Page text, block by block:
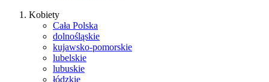
Kobiety
Cała Polska
dolnośląskie
kujawsko-pomorskie
lubelskie
lubuskie
łódzkie